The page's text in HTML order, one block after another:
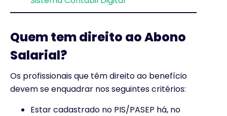
Quem tem direito ao Abono
Salarial?
Os profissionais que têm direito ao benefício
devem se enquadrar nos seguintes critérios:
Estar cadastrado no PIS/PASEP há, no